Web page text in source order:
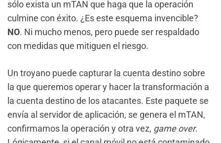
sólo exista un mTAN que haga que la operación
culmine con éxito. ¿Es este esquema invencible?
NO. Ni mucho menos, pero puede ser respaldado
con medidas que mitiguen el riesgo.
Un troyano puede capturar la cuenta destino sobre
la que queremos operar y hacer la transformación a
la cuenta destino de los atacantes. Este paquete se
envía al servidor de aplicación, se genera el mTAN,
confirmamos la operación y otra vez, game over.